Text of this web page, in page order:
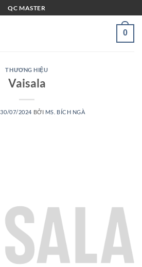
QC MASTER
0
THƯƠNG HIỆU
Vaisala
30/07/2024 BỞI MS. BÍCH NGÀ